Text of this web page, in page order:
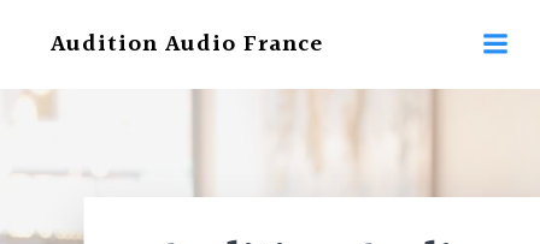
au
Audition Audio France